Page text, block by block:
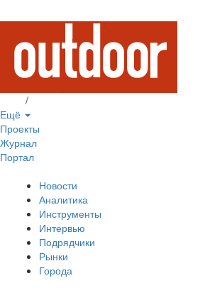
/
Ещё
Проекты
Журнал
Портал
Новости
Аналитика
Инструменты
Интервью
Подрядчики
Рынки
Города